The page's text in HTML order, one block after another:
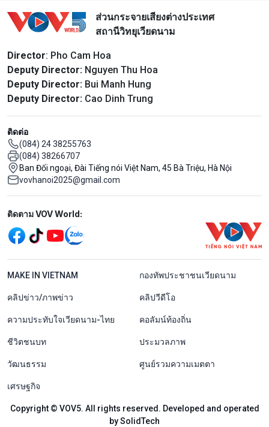
ส่วนกระจายเสียงต่างประเทศ
สถานีวิทยุเวียดนาม
Director: Pho Cam Hoa
Deputy Director: Nguyen Thu Hoa
Deputy Director: Bui Manh Hung
Deputy Director: Cao Dinh Trung
ติดต่อ
(084) 24 38255763
(084) 38266707
Ban Đối ngoại, Đài Tiếng nói Việt Nam, 45 Bà Triệu, Hà Nội
vovhanoi2025@gmail.com
Mạng xã hội
ติดตาม VOV World:
menu footer tiếng Thái
MAKE IN VIETNAM กองทัพประชาชนเวียดนาม
คลิปข่าว/ภาพข่าว คลิปวีดีโอ
ความประทับใจเวียดนาม-ไทย คอลัมน์ท้องถิ่น
ชีวิตชนบท ประมวลภาพ
วัฒนธรรม ศูนย์รวมความเมตตา
เศรษฐกิจ
Copyright © VOV5. All rights reserved. Developed and operated
by SolidTech